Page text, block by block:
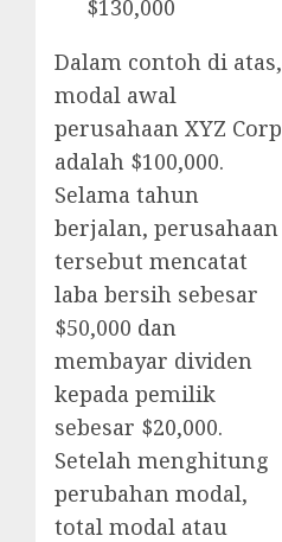
$130,000
Dalam contoh di atas,
modal awal
perusahaan XYZ Corp
adalah $100,000.
Selama tahun
berjalan, perusahaan
tersebut mencatat
laba bersih sebesar
$50,000 dan
membayar dividen
kepada pemilik
sebesar $20,000.
Setelah menghitung
perubahan modal,
total modal atau